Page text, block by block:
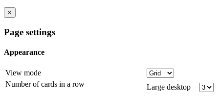
×
Page settings
Appearance
View mode
Number of cards in a row
Large desktop